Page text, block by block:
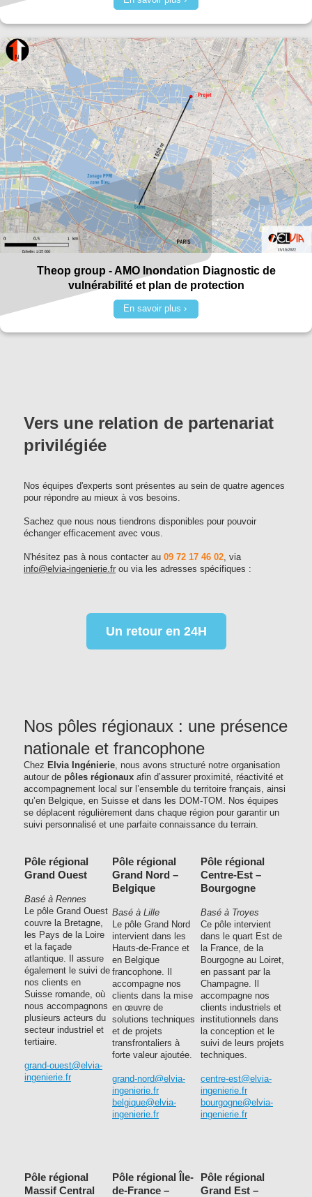
Theop group - AMO Inondation Diagnostic de
vulnérabilité et plan de protection
En savoir plus
Vers une relation de partenariat
privilégiée
Nos équipes d'experts sont présentes au sein de quatre agences
pour répondre au mieux à vos besoins.
Sachez que nous nous tiendrons disponibles pour pouvoir
échanger efficacement avec vous.
N'hésitez pas à nous contacter au 09 72 17 46 02, via
info@elvia-ingenierie.fr ou via les adresses spécifiques :
Un retour en 24H
Nos pôles régionaux : une présence
nationale et francophone
Chez Elvia Ingénierie, nous avons structuré notre organisation
autour de pôles régionaux afin d’assurer proximité, réactivité et
accompagnement local sur l’ensemble du territoire français, ainsi
qu’en Belgique, en Suisse et dans les DOM-TOM. Nos équipes
se déplacent régulièrement dans chaque région pour garantir un
suivi personnalisé et une parfaite connaissance du terrain.
Pôle régional
Grand Ouest
Basé à Rennes
Le pôle Grand Ouest
couvre la Bretagne,
les Pays de la Loire
et la façade
atlantique. Il assure
également le suivi de
nos clients en
Suisse romande, où
nous accompagnons
plusieurs acteurs du
secteur industriel et
tertiaire.
grand-ouest@elvia-
ingenierie.fr
Pôle régional
Grand Nord –
Belgique
Basé à Lille
Le pôle Grand Nord
intervient dans les
Hauts-de-France et
en Belgique
francophone. Il
accompagne nos
clients dans la mise
en œuvre de
solutions techniques
et de projets
transfrontaliers à
forte valeur ajoutée.
grand-nord@elvia-
ingenierie.fr
belgique@elvia-
ingenierie.fr
Pôle régional
Centre-Est –
Bourgogne
Basé à Troyes
Ce pôle intervient
dans le quart Est de
la France, de la
Bourgogne au Loiret,
en passant par la
Champagne. Il
accompagne nos
clients industriels et
institutionnels dans
la conception et le
suivi de leurs projets
techniques.
centre-est@elvia-
ingenierie.fr
bourgogne@elvia-
ingenierie.fr
Pôle régional
Massif Central
Pôle régional Île-
de-France –
Pôle régional
Grand Est –